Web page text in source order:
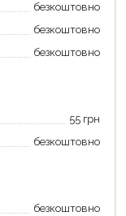
безкоштовно
безкоштовно
безкоштовно
55 грн
безкоштовно
безкоштовно